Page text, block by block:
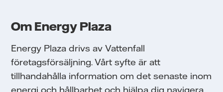
Om Energy Plaza
Energy Plaza drivs av Vattenfall
företagsförsäljning. Vårt syfte är att
tillhandahålla information om det senaste inom
energi och hållbarhet och hjälpa dig navigera